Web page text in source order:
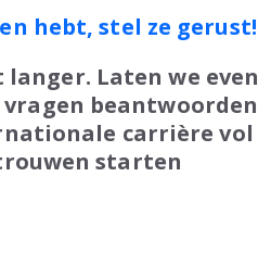
hebt, stel ze gerust!
Laten we even
beantwoorden
carrière vol
starten